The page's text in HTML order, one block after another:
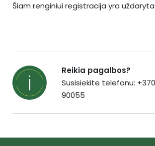
Šiam renginiui registracija yra uždaryta
Reikia pagalbos?
Susisiekite telefonu: +370
90055